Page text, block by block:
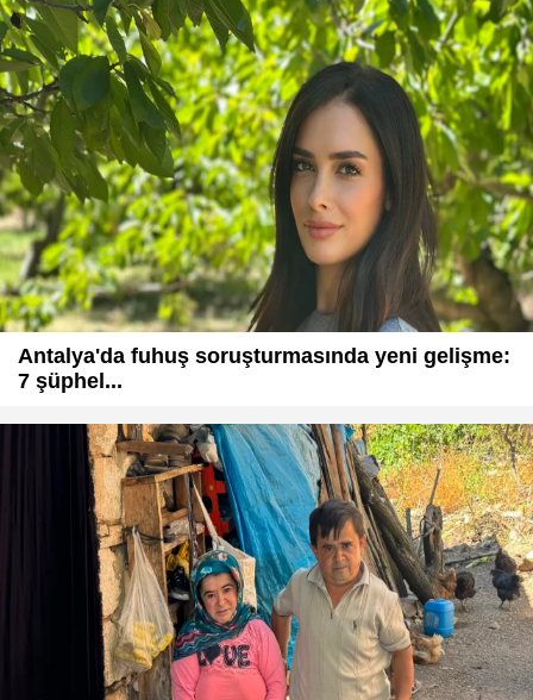
Antalya'da fuhuş soruşturmasında yeni gelişme:
7 şüphel...